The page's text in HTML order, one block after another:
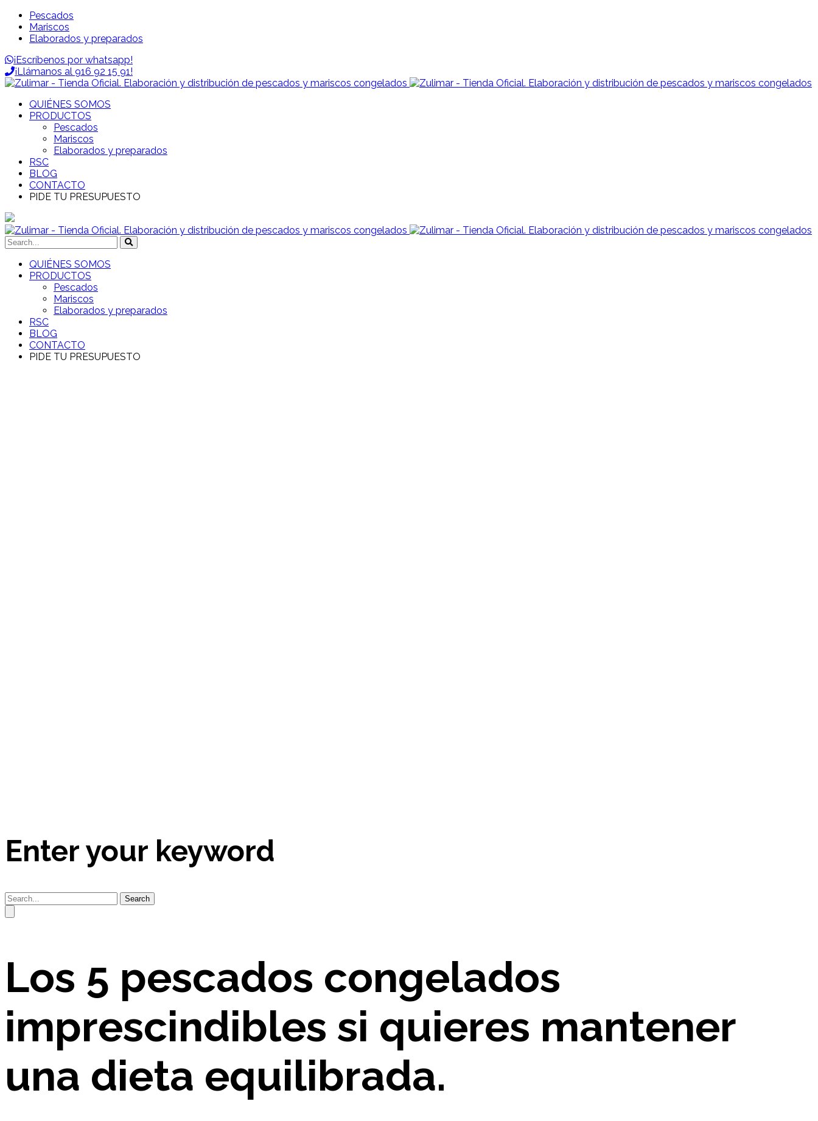
Pescados
Mariscos
Elaborados y preparados
¡Escríbenos por whatsapp!
¡Llámanos al 916 92 15 91!
QUIÉNES SOMOS
PRODUCTOS
Pescados
Mariscos
Elaborados y preparados
RSC
BLOG
CONTACTO
PIDE TU PRESUPUESTO
QUIÉNES SOMOS
PRODUCTOS
Pescados
Mariscos
Elaborados y preparados
RSC
BLOG
CONTACTO
PIDE TU PRESUPUESTO
Enter your keyword
Search
Los 5 pescados congelados
imprescindibles si quieres mantener
una dieta equilibrada.